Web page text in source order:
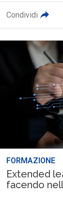
Condividi
FORMAZIONE
Extended
facendo